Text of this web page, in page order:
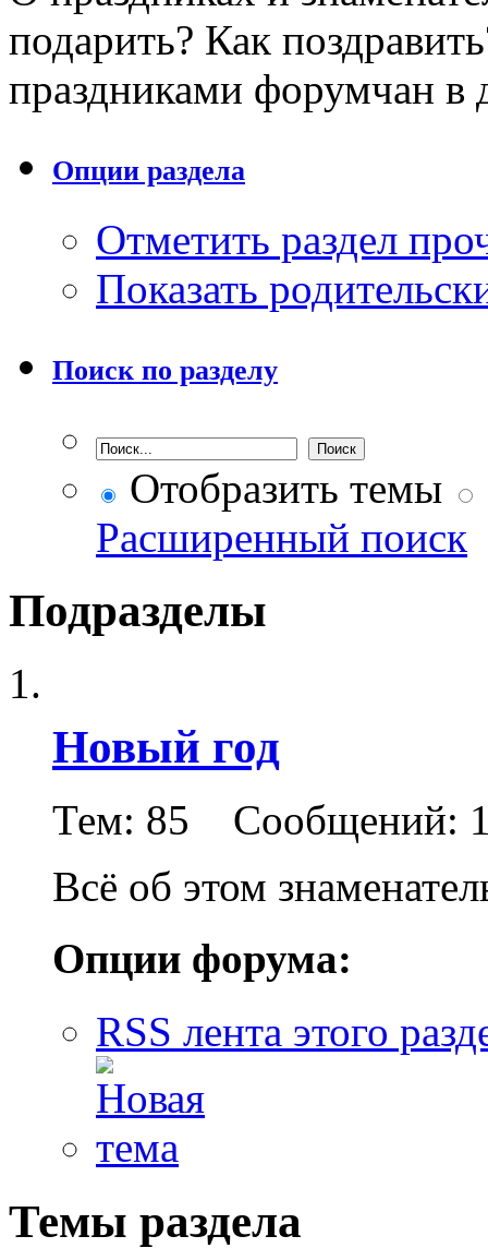
подарить? Как
праздниками форумчан в
Опции раздела
Отметить раздел
Показать
Поиск по разделу
Отобразить темы
Расширенный поиск
Подразделы
Новый год
Тем: 85 Сообщений:
Всё об этом
Опции форума:
RSS лента этого
Темы раздела